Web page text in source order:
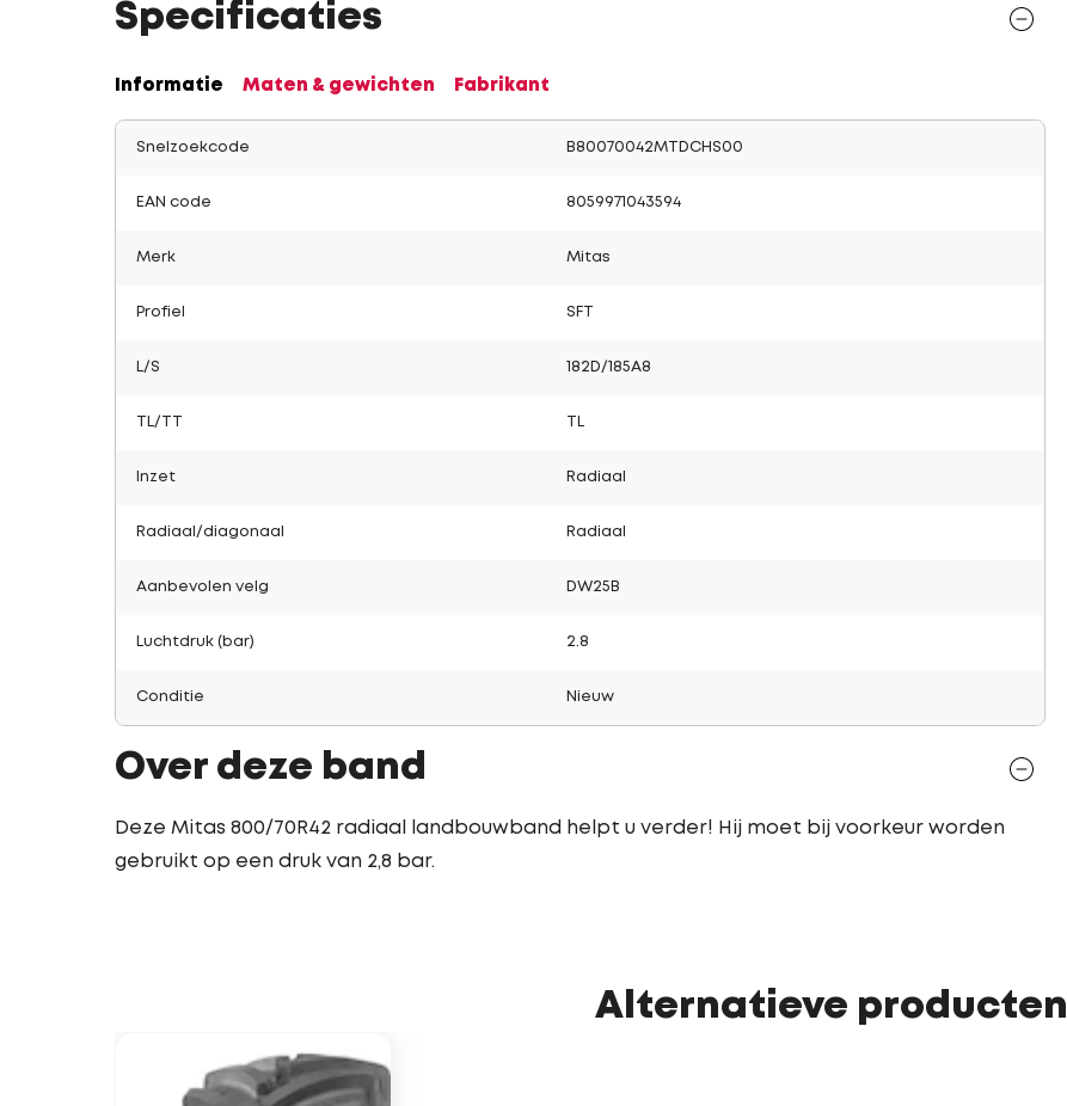
Specificaties
Informatie Maten & gewichten Fabrikant
Snelzoekcode B80070042MTDCHS00
EAN code 8059971043594
Merk Mitas
Profiel SFT
L/S 182D/185A8
TL/TT
Inzet Radiaal
Radiaal/diagonaal Radiaal
Aanbevolen velg DW25B
Luchtdruk (bar) 2.8
Conditie Nieuw
Over deze band
Deze Mitas 800/70R42 radiaal landbouwband helpt u verder! Hij moet bij voorkeur worden
gebruikt op een druk van 2,8 bar.
Alternatieve producten